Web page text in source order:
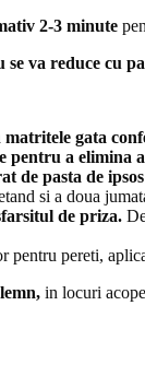
2-3 minute
se va reduce cu
gata
pentru a elimina
de pasta de
si a doua
de priza.
pentru pereti,
in locuri